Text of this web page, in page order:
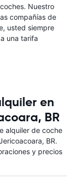
Nuestro
compañías de
usted siempre
una tarifa
en
BR
alquiler de coche
BR.
y precios